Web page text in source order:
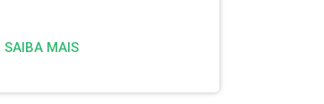
SAIBA MAIS